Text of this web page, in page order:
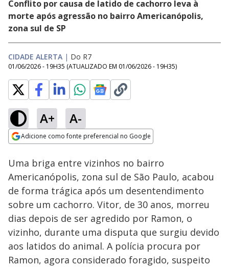
Conflito por causa de latido de cachorro leva à
morte após agressão no bairro Americanópolis,
zona sul de SP
CIDADE ALERTA | Do R7
01/06/2026 - 19H35 (ATUALIZADO EM 01/06/2026 - 19H35)
A+ A-
Adicione como fonte preferencial no Google
Ativar
Loaded:
10.68%
Uma briga entre vizinhos no bairro
Americanópolis, zona sul de São Paulo, acabou
de forma trágica após um desentendimento
sobre um cachorro. Vitor, de 30 anos, morreu
dias depois de ser agredido por Ramon, o
vizinho, durante uma disputa que surgiu devido
aos latidos do animal. A polícia procura por
Ramon, agora considerado foragido, suspeito